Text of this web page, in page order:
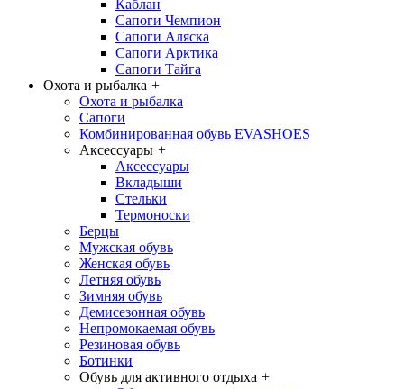
Каблан
Сапоги Чемпион
Сапоги Аляска
Сапоги Арктика
Сапоги Тайга
Охота и рыбалка +
Охота и рыбалка
Сапоги
Комбинированная обувь EVASHOES
Аксессуары +
Аксессуары
Вкладыши
Стельки
Термоноски
Берцы
Мужская обувь
Женская обувь
Летняя обувь
Зимняя обувь
Демисезонная обувь
Непромокаемая обувь
Резиновая обувь
Ботинки
Обувь для активного отдыха +